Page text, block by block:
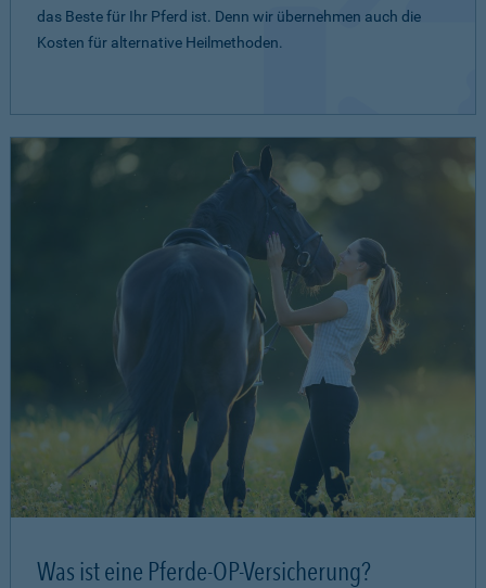
das Beste für Ihr Pferd ist. Denn wir übernehmen auch die
Kosten für alternative Heilmethoden.
Was ist eine Pferde-OP-Versicherung?